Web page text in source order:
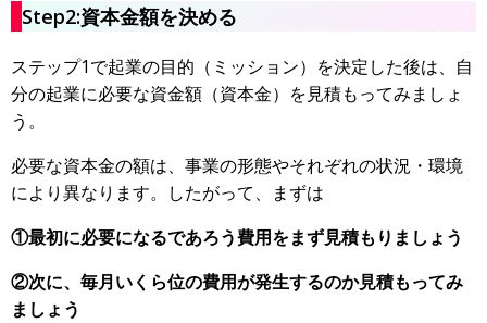
Step2:資本金額を決める
ステップ1で起業の目的（ミッション）を決定した後は、自
分の起業に必要な資金額（資本金）を見積もってみましょ
う。
必要な資本金の額は、事業の形態やそれぞれの状況・環境
により異なります。したがって、まずは
①最初に必要になるであろう費用をまず見積もりましょう
②次に、毎月いくら位の費用が発生するのか見積もってみ
ましょう